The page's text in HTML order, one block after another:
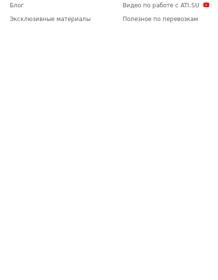
Блог
Эксклюзивные материалы
Видео по работе с ATI.SU
Полезное по перевозкам